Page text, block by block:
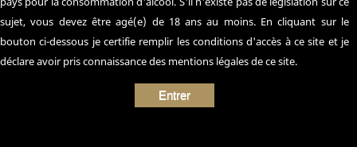
sujet, vous devez être agé(e) de 18 ans au moins. En cliquant sur le
bouton ci-dessous je certifie remplir les conditions d'accès à ce site et je
déclare avoir pris connaissance des mentions légales de ce site.